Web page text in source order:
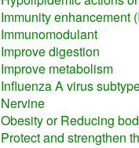
Immunity enhancement
Immunomodulant
Improve digestion
Improve metabolism
Influenza A virus
Nervine
Obesity or Reducing
Protect and strengthen